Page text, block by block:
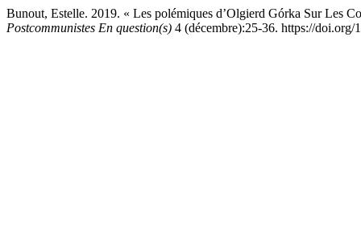
Bunout, Estelle. 2019. « Les polémiques d’Olgierd Górka Sur Les
Postcommunistes En question(s) 4 (décembre):25-36. https://doi.org/